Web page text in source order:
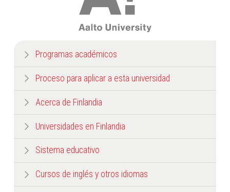
Programas académicos
Proceso para aplicar a esta universidad
Acerca de Finlandia
Universidades en Finlandia
Sistema educativo
Cursos de inglés y otros idiomas